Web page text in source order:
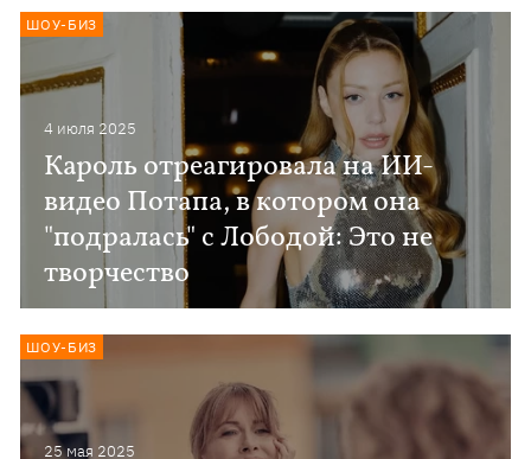
4 июля 2025
Кароль отреагировала на ИИ-
видео Потапа, в котором она
"подралась" с Лободой: Это не
творчество
ШОУ-БИЗ
25 мая 2025
ШОУ-БИЗ